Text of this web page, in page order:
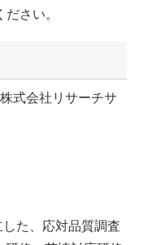
さい。
式会社リサーチサ
た、応対品質調査